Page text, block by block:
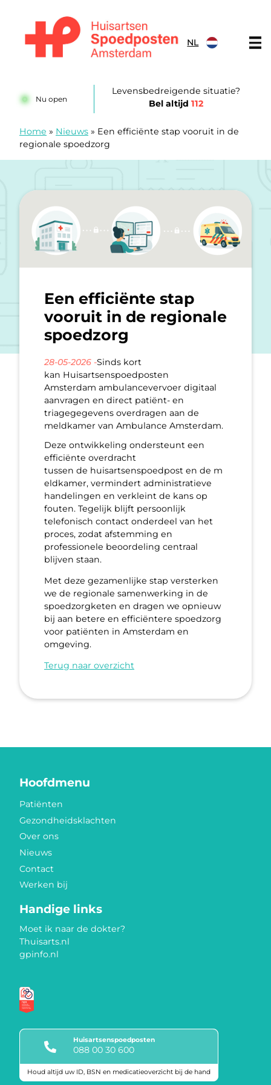
NL
Nu open
Levensbedreigende situatie?
Bel altijd112
Home » Nieuws » Een efficiënte stap vooruit in de
regionale spoedzorg
Een efficiënte stap
vooruit in de regionale
spoedzorg
28-05-2026 -Sinds kort
kan Huisartsenspoedposten
Amsterdam ambulancevervoer digitaal
aanvragen en direct patiënt- en
triagegegevens overdragen aan de
meldkamer van Ambulance Amsterdam.
Deze ontwikkeling ondersteunt een
efficiënte overdracht
tussen de huisartsenspoedpost en de m
eldkamer, vermindert administratieve
handelingen en verkleint de kans op
fouten. Tegelijk blijft persoonlijk
telefonisch contact onderdeel van het
proces, zodat afstemming en
professionele beoordeling centraal
blijven staan.
Met deze gezamenlijke stap versterken
we de regionale samenwerking in de
spoedzorgketen en dragen we opnieuw
bij aan betere en efficiëntere spoedzorg
voor patiënten in Amsterdam en
omgeving.
Terug naar overzicht
Hoofdmenu
Patiënten
Gezondheidsklachten
Over ons
Nieuws
Contact
Werken bij
Handige links
Moet ik naar de dokter?
Thuisarts.nl
gpinfo.nl
Huisartsenspoedposten
088 00 30 600
Houd altijd uw ID, BSN en medicatieoverzicht bij de hand